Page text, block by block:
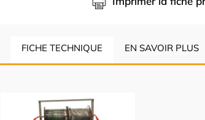
FICHE TECHNIQUE EN SAVOIR PLUS